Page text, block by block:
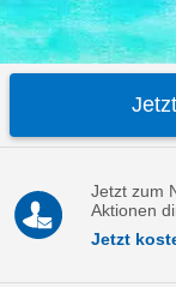
Jetzt zum
Aktionen
Jetzt